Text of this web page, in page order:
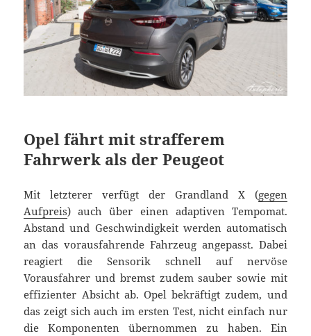
Opel fährt mit strafferem
Fahrwerk als der Peugeot
Mit letzterer verfügt der Grandland X (gegen
Aufpreis) auch über einen adaptiven Tempomat.
Abstand und Geschwindigkeit werden automatisch
an das vorausfahrende Fahrzeug angepasst. Dabei
reagiert die Sensorik schnell auf nervöse
Vorausfahrer und bremst zudem sauber sowie mit
effizienter Absicht ab. Opel bekräftigt zudem, und
das zeigt sich auch im ersten Test, nicht einfach nur
die Komponenten übernommen zu haben. Ein